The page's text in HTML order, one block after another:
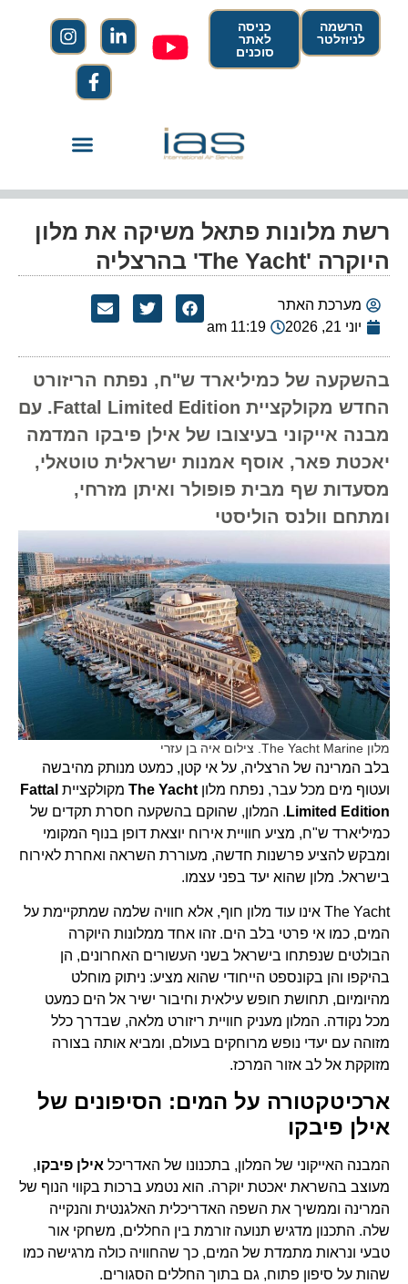
הרשמה
לניוזלטר
כניסה
לאתר
סוכנים
רשת מלונות פתאל משיקה את מלון
היוקרה 'The Yacht' בהרצליה
מערכת האתר
יוני 21, 2026
11:19 am
בהשקעה של כמיליארד ש"ח, נפתח הריזורט
החדש מקולקציית Fattal Limited Edition. עם
מבנה אייקוני בעיצובו של אילן פיבקו המדמה
יאכטת פאר, אוסף אמנות ישראלית טוטאלי,
מסעדות שף מבית פופולר ואיתן מזרחי,
ומתחם וולנס הוליסטי
מלון The Yacht Marine. צילום איה בן עזרי
בלב המרינה של הרצליה, על אי קטן, כמעט מנותק מהיבשה
ועטוף מים מכל עבר, נפתח מלוןThe YachtמקולקצייתFattal
Limited Edition. המלון, שהוקם בהשקעה חסרת תקדים של
כמיליארד ש"ח, מציע חוויית אירוח יוצאת דופן בנוף המקומי
ומבקש להציע פרשנות חדשה, מעוררת השראה ואחרת לאירוח
בישראל. מלון שהוא יעד בפני עצמו.
The Yacht אינו עוד מלון חוף, אלא חוויה שלמה שמתקיימת על
המים, כמו אי פרטי בלב הים. זהו אחד ממלונות היוקרה
הבולטים שנפתחו בישראל בשני העשורים האחרונים, הן
בהיקפו והן בקונספט הייחודי שהוא מציע: ניתוק מוחלט
מהיומיום, תחושת חופש עילאית וחיבור ישיר אל הים כמעט
מכל נקודה. המלון מעניק חוויית ריזורט מלאה, שבדרך כלל
מזוהה עם יעדי נופש מרוחקים בעולם, ומביא אותה בצורה
מזוקקת אל לב אזור המרכז.
ארכיטקטורה על המים: הסיפונים של
אילן פיבקו
המבנה האייקוני של המלון, בתכנונו של האדריכלאילן פיבקו,
מעוצב בהשראת יאכטת יוקרה. הוא נטמע ברכות בקווי הנוף של
המרינה וממשיך את השפה האדריכלית האלגנטית והנקייה
שלה. התכנון מדגיש תנועה זורמת בין החללים, משחקי אור
טבעי ונראות מתמדת של המים, כך שהחוויה כולה מרגישה כמו
שהות על סיפון פתוח, גם בתוך החללים הסגורים.